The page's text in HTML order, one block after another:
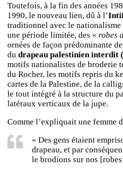
Toutefois, à la fin des années
1990, le nouveau lien, dû à l’
traditionnel avec le
une période limitée, des « robes
ornées de façon prédominante
du drapeau palestinien interdit
motifs nationalistes de broderie
du Rocher, les motifs repris du
cartes de la Palestine, de la
le tout intégré à la structure du
latéraux verticaux de la jupe.
Comme l’expliquait une femme
« Des gens étaient
drapeau, et par
le brodions sur nos